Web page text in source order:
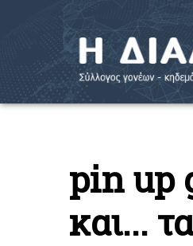
pin up
και...